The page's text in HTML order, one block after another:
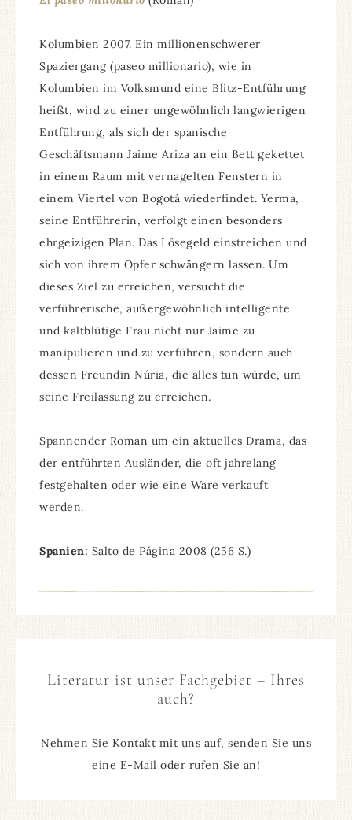
Kolumbien 2007. Ein millionenschwerer
Spaziergang (paseo millionario), wie in
Kolumbien im Volksmund eine Blitz-Entführung
heißt, wird zu einer ungewöhnlich langwierigen
Entführung, als sich der spanische
Geschäftsmann Jaime Ariza an ein Bett gekettet
in einem Raum mit vernagelten Fenstern in
einem Viertel von Bogotá wiederfindet. Yerma,
seine Entführerin, verfolgt einen besonders
ehrgeizigen Plan. Das Lösegeld einstreichen und
sich von ihrem Opfer schwängern lassen. Um
dieses Ziel zu erreichen, versucht die
verführerische, außergewöhnlich intelligente
und kaltblütige Frau nicht nur Jaime zu
manipulieren und zu verführen, sondern auch
dessen Freundin Núria, die alles tun würde, um
seine Freilassung zu erreichen.
Spannender Roman um ein aktuelles Drama, das
der entführten Ausländer, die oft jahrelang
festgehalten oder wie eine Ware verkauft
werden.
Spanien: Salto de Página 2008 (256 S.)
Literatur ist unser Fachgebiet – Ihres
auch?
Nehmen Sie Kontakt mit uns auf, senden Sie uns
eine E-Mail oder rufen Sie an!